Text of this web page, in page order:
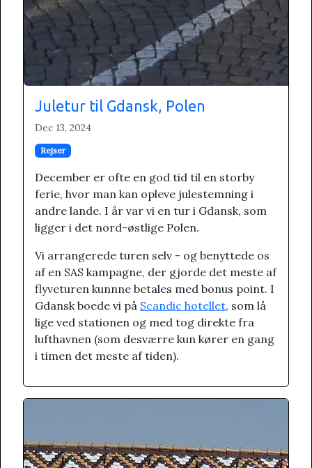
Juletur til Gdansk, Polen
Dec 13, 2024
Rejser
December er ofte en god tid til en storby
ferie, hvor man kan opleve julestemning i
andre lande. I år var vi en tur i Gdansk, som
ligger i det nord-østlige Polen.
Vi arrangerede turen selv - og benyttede os
af en SAS kampagne, der gjorde det meste af
flyveturen kunnne betales med bonus point. I
Gdansk boede vi på Scandic hotellet, som lå
lige ved stationen og med tog direkte fra
lufthavnen (som desværre kun kører en gang
i timen det meste af tiden).